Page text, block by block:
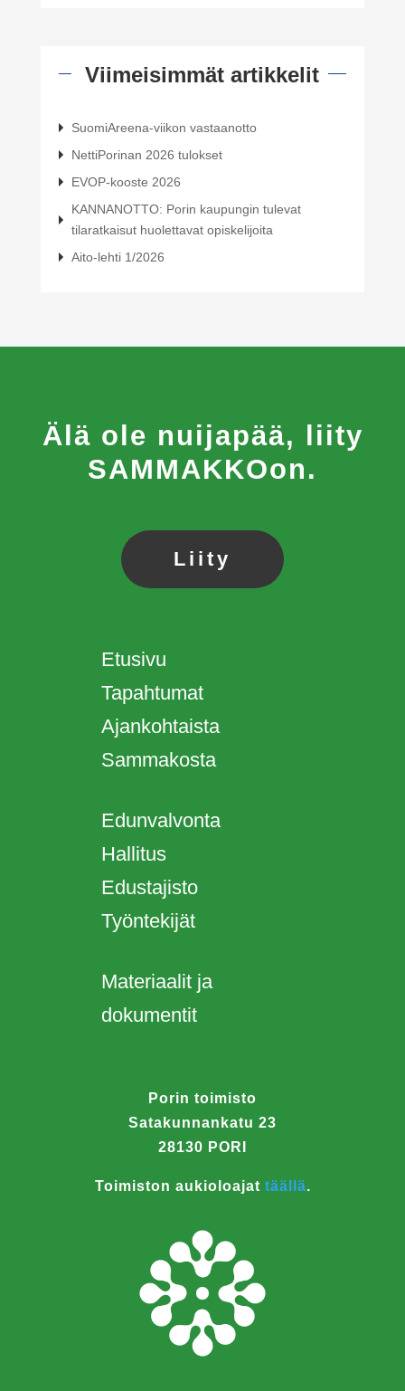
Viimeisimmät artikkelit
SuomiAreena-viikon vastaanotto
NettiPorinan 2026 tulokset
EVOP-kooste 2026
KANNANOTTO: Porin kaupungin tulevat
tilaratkaisut huolettavat opiskelijoita
Aito-lehti 1/2026
Älä ole nuijapää, liity
SAMMAKKOon.
Liity
Etusivu
Tapahtumat
Ajankohtaista
Sammakosta
Edunvalvonta
Hallitus
Edustajisto
Työntekijät
Materiaalit ja
dokumentit
Porin toimisto
Satakunnankatu 23
28130 PORI
Toimiston aukioloajat täällä.